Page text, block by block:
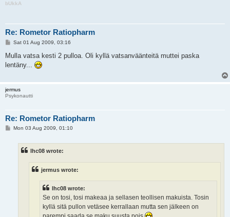
bUkkA
Re: Rometor Ratiopharm
P
s
Sat 01 Aug 2009, 03:16
Mulla vatsa kesti 2 pulloa. Oli kyllä vatsanväänteitä muttei paska
lentäny...
jermus
Psykonautti
Re: Rometor Ratiopharm
PMon 03 Aug 2009, 01:10
lhc08 wrote:
jermus wrote:
lhc08 wrote:
Se on tosi, tosi makeaa ja sellasen teollisen makuista. Tosin
kyllä sitä pullon vetäsee kerrallaan mutta sen jälkeen on